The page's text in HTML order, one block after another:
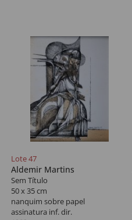
Lote 47
Aldemir Martins
Sem Título
50 x 35 cm
nanquim sobre papel
assinatura inf. dir.